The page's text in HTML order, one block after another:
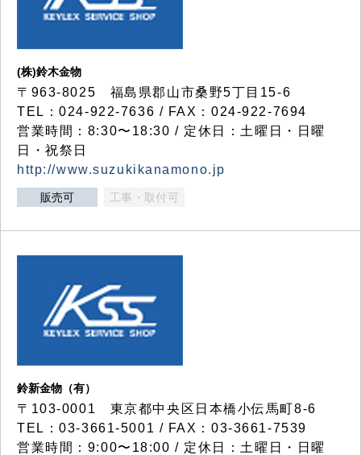
(株)鈴木金物
〒963-8025 福島県郡山市桑野5丁目15-6
TEL：024-922-7636 / FAX：024-922-7694
営業時間：8:30〜18:30 / 定休日：土曜日・日曜
日・祝祭日
http://www.suzukikanamono.jp
販売可 工事・取付可
鈴新金物（有）
〒103-0001 東京都中央区日本橋小伝馬町8-6
TEL：03-3661-5001 / FAX：03-3661-7539
営業時間：9:00〜18:00 / 定休日：土曜日・日曜